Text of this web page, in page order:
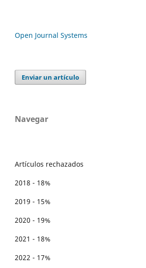
Open Journal Systems
Enviar un artículo
Navegar
Artículos rechazados
2018 - 18%
2019 - 15%
2020 - 19%
2021 - 18%
2022 - 17%